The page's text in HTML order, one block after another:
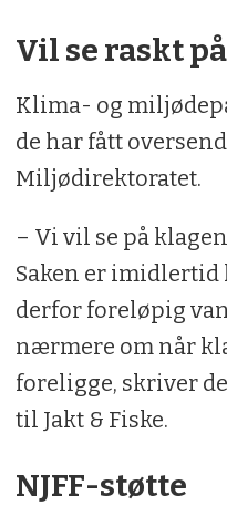
Vil se raskt
Klima- og
de har fått
Miljødirektoratet.
– Vi vil se på
Saken er imidlertid
derfor foreløpig
nærmere om når
foreligge, skriver
til Jakt & Fiske.
NJFF-støtte